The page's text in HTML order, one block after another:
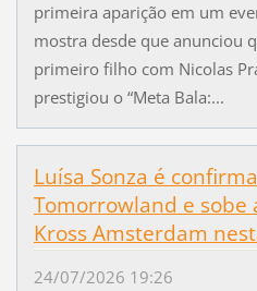
primeira aparição em um
mostra desde que anunciou
primeiro filho com Nicolas
prestigiou o “Meta Bala:...
Luísa Sonza é
Tomorrowland e sobe
Kross Amsterdam
24/07/2026 19:26